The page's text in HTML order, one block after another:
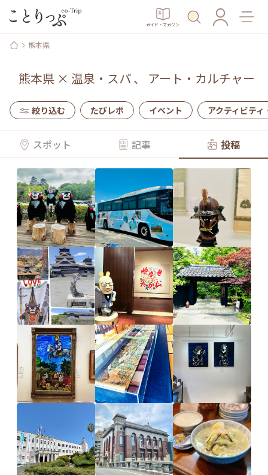
ガイド・マガジン
熊本県
熊本県× 温泉・スパ、 アート・カルチャー
絞り込む たびレポ イベント アクティビティ
スポット 記事 投稿